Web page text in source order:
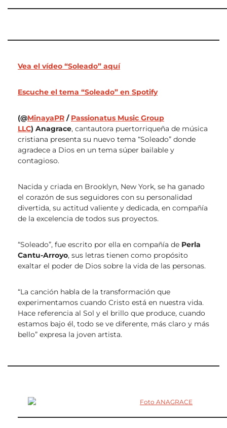
Vea el vídeo “Soleado” aquí
Escuche el tema “Soleado” en Spotify
(@MinayaPR / Passionatus Music Group
LLC) Anagrace, cantautora puertorriqueña de música
cristiana presenta su nuevo tema “Soleado” donde
agradece a Dios en un tema súper bailable y
contagioso.
Nacida y criada en Brooklyn, New York, se ha ganado
el corazón de sus seguidores con su personalidad
divertida, su actitud valiente y dedicada, en compañía
de la excelencia de todos sus proyectos.
“Soleado”, fue escrito por ella en compañía de Perla
Cantu-Arroyo, sus letras tienen como propósito
exaltar el poder de Dios sobre la vida de las personas.
“La canción habla de la transformación que
experimentamos cuando Cristo está en nuestra vida.
Hace referencia al Sol y el brillo que produce, cuando
estamos bajo él, todo se ve diferente, más claro y más
bello” expresa la joven artista.